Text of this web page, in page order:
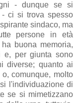
- dunque se si
ci si trova spesso
sindaco, ma
persone in età
buona memoria,
e, per giunta sono
diverse; quanto ai
comunque, molto
l'individuazione di
se si mimetizzano